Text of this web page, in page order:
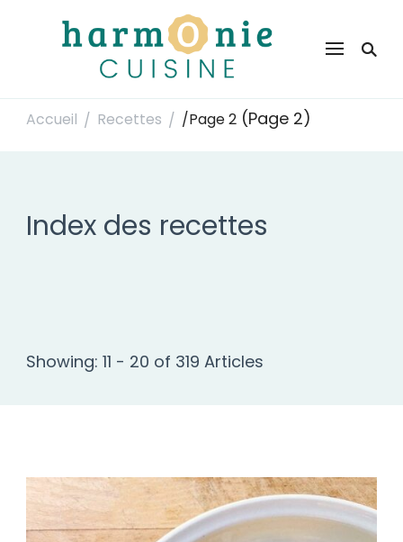
Harmonie Cuisine
Accueil / Recettes / /Page 2 (Page 2)
Index des recettes
Showing: 11 - 20 of 319 Articles